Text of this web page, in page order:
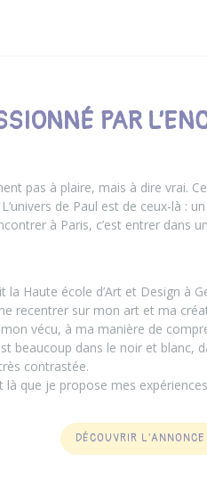
PAR
pas à plaire, mais à dire vrai.
de Paul est de ceux-là
à Paris, c’est entrer
la Haute école d’Art et Design
recentrer sur mon art et ma
vécu, à ma manière de
beaucoup dans le noir et blanc,
contrastée.
là que je propose mes
DÉCOUVRIR L'ANNONCE